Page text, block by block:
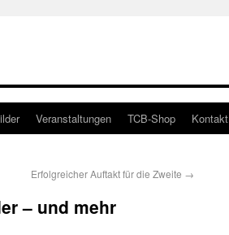
Veranstaltungen TCB-Shop Kontakt
Erfolgreicher Auftakt für die Zweite →
– und mehr